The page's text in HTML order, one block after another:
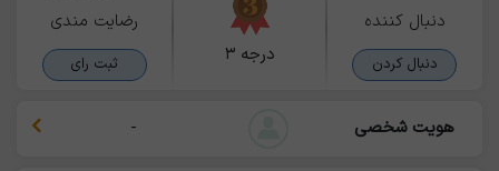
دنبال کننده
دنبال کردن درجه ۳
رضایت مندی
ثبت رای
هویت شخصی -